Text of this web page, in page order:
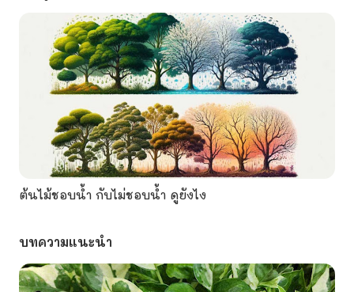
ต้นไม้ชอบน้ำ กับไม่ชอบน้ำ ดูยังไง
บทความแนะนำ